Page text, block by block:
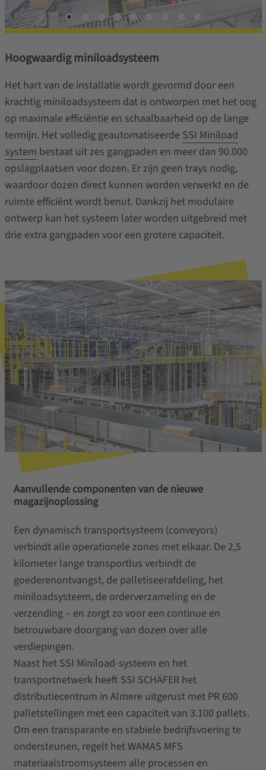
Hoogwaardig miniloadsysteem
Het hart van de installatie wordt gevormd door een
krachtig miniloadsysteem dat is ontworpen met het oog
op maximale efficiëntie en schaalbaarheid op de lange
termijn. Het volledig geautomatiseerde SSI Miniload
system bestaat uit zes gangpaden en meer dan 90.000
opslagplaatsen voor dozen. Er zijn geen trays nodig,
waardoor dozen direct kunnen worden verwerkt en de
ruimte efficiënt wordt benut. Dankzij het modulaire
ontwerp kan het systeem later worden uitgebreid met
drie extra gangpaden voor een grotere capaciteit.
Aanvullende componenten van de nieuwe
magazijnoplossing
Een dynamisch transportsysteem (conveyors)
verbindt alle operationele zones met elkaar. De 2,5
kilometer lange transportlus verbindt de
goederenontvangst, de palletiseerafdeling, het
miniloadsysteem, de orderverzameling en de
verzending – en zorgt zo voor een continue en
betrouwbare doorgang van dozen over alle
verdiepingen.
Naast het SSI Miniload-systeem en het
transportnetwerk heeft SSI SCHÄFER het
distributiecentrum in Almere uitgerust met PR 600
palletstellingen met een capaciteit van 3.100 pallets.
Om een transparante en stabiele bedrijfsvoering te
ondersteunen, regelt het WAMAS MFS
materiaalstroomsysteem alle processen en